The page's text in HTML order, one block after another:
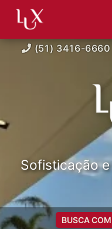
(51) 3416-6660
Sofisticação
BUSCA